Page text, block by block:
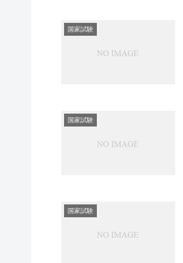
国家試験
国家試験
国家試験